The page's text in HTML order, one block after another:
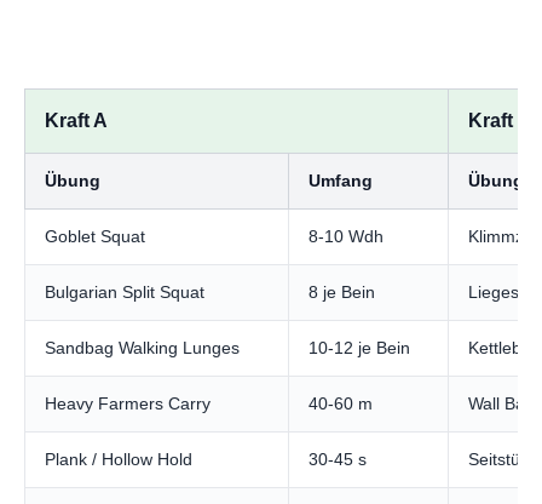
Kraft A Kraft B
Übung Umfang Übung
Goblet Squat 8-10 Wdh
Bulgarian Split Squat 8 je Bein
Sandbag Walking Lunges 10-12 je Bein
Heavy Farmers Carry 40-60 m Wall Balls
Plank / Hollow Hold 30-45 s Seitstütz